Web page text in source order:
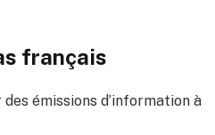
français
émissions d’information à